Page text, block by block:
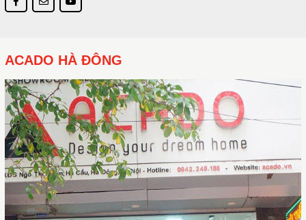
ACADO HÀ ĐÔNG